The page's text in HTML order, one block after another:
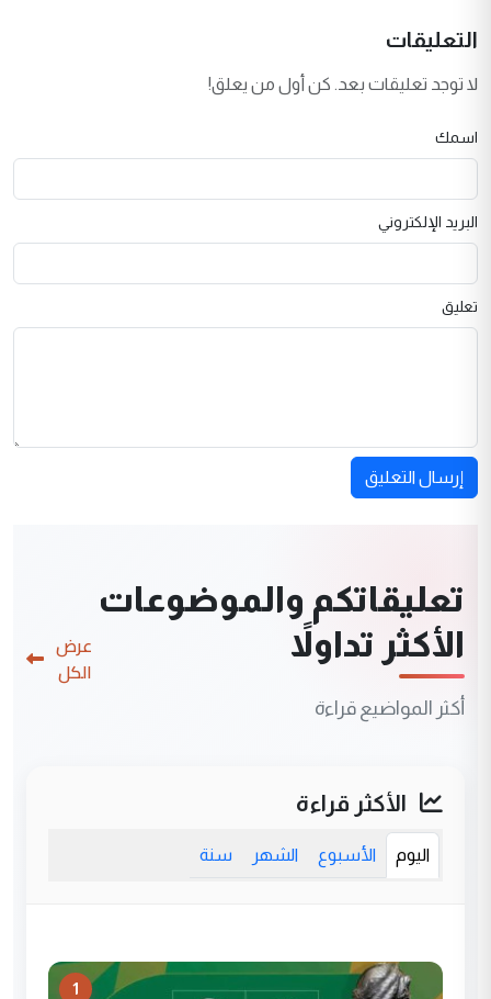
التعليقات
لا توجد تعليقات بعد. كن أول من يعلق!
اسمك
البريد الإلكتروني
تعليق
إرسال التعليق
تعليقاتكم والموضوعات
الأكثر تداولاً
أكثر المواضيع قراءة
عرض
الكل
الأكثر قراءة
اليوم الأسبوع الشهر سنة
1